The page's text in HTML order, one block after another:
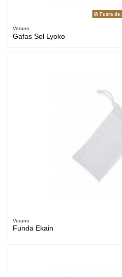
Fuera de
Verano
Gafas Sol Lyoko
Verano
Funda Ekain